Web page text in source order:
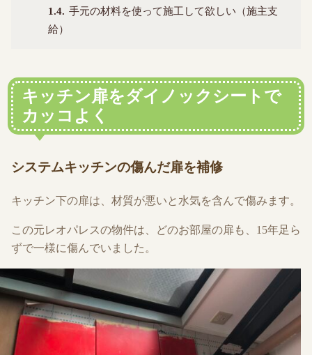
1.4
手元の材料を使って施工して欲しい（施主支
給）
キッチン扉をダイノックシートで
カッコよく
システムキッチンの傷んだ扉を補修
キッチン下の扉は、材質が悪いと水気を含んで傷みます。
この元レオパレスの物件は、どのお部屋の扉も、15年足ら
ずで一様に傷んでいました。